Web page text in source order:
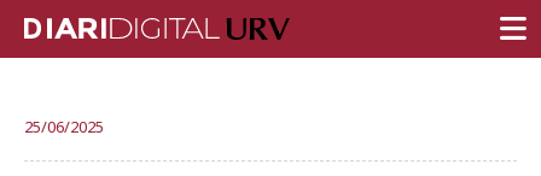
RECERCA
25/06/2025